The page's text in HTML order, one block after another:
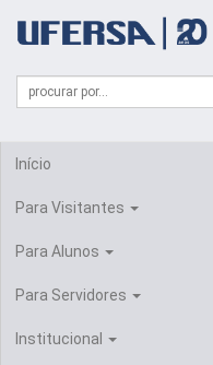
portal
UFERSA
Formulário
Busca
Campo
de
Início
Para Visitantes
Para Alunos
Para Servidores
Institucional